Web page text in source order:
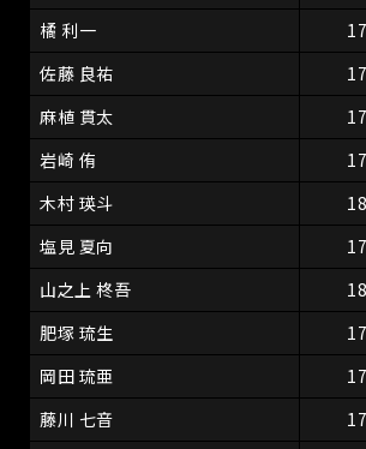
橘 利一
佐藤 良祐
麻植 貫太
岩崎 侑
木村 瑛斗
塩見 夏向
山之上 柊吾
肥塚 琉生
岡田 琉亜
藤川 七音